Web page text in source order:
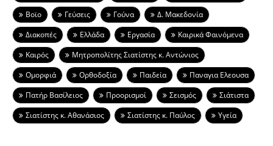
Βοϊο
Γεύσεις Γούνα
Δ. Μακεδονία
Διακοπές
Ελλάδα Εργασία
Καιρικά Φαινόμενα
Καιρός
Μητροπολίτης Σιατίστης κ. Αντώνιος
Ομορφιά
Ορθοδοξία Παιδεία
Παναγια Ελεουσα
Πατήρ Βασίλειος
Προορισμοί Σεισμός
Σιάτιστα
Σιατίστης κ. Αθανάσιος
Σιατίστης κ. Παύλος Υγεία